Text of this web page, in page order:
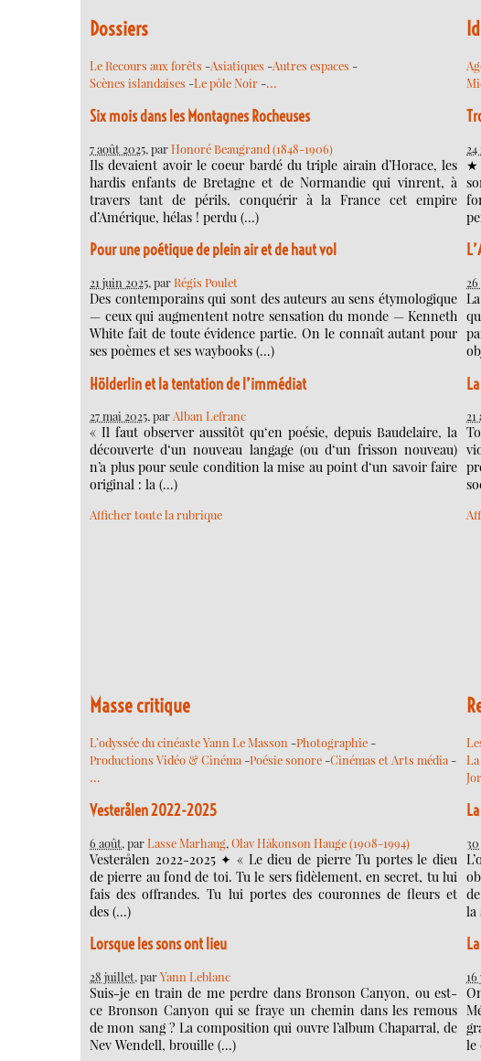
Dossiers
Le Recours aux forêts -Asiatiques -Autres espaces -
Scènes islandaises -Le pôle Noir -…
Six mois dans les Montagnes Rocheuses
7 août 2025, parHonoré Beaugrand (1848-1906)
Ils devaient avoir le coeur bardé du triple airain d’Horace, les
hardis enfants de Bretagne et de Normandie qui vinrent, à
travers tant de périls, conquérir à la France cet empire
d’Amérique, hélas ! perdu (…)
Pour une poétique de plein air et de haut vol
21 juin 2025, parRégis Poulet
Des contemporains qui sont des auteurs au sens étymologique
— ceux qui augmentent notre sensation du monde — Kenneth
White fait de toute évidence partie. On le connaît autant pour
ses poèmes et ses waybooks (…)
Hölderlin et la tentation de l’immédiat
27 mai 2025, parAlban Lefranc
« Il faut observer aussitôt qu‘en poésie, depuis Baudelaire, la
découverte d‘un nouveau langage (ou d‘un frisson nouveau)
n’a plus pour seule condition la mise au point d‘un savoir faire
original : la (…)
Afficher toute la rubrique
★
Masse critique
L’odyssée du cinéaste Yann Le Masson -Photographie -
Productions Vidéo & Cinéma -Poésie sonore -Cinémas et Arts média -
…
Vesterålen 2022-2025
6 août, parLasse Marhaug,Olav Håkonson Hauge (1908-1994)
Vesterålen 2022-2025 ✦ « Le dieu de pierre Tu portes le dieu
de pierre au fond de toi. Tu le sers fidèlement, en secret, tu lui
fais des offrandes. Tu lui portes des couronnes de fleurs et
des (…)
Lorsque les sons ont lieu
28 juillet, parYann Leblanc
Suis-je en train de me perdre dans Bronson Canyon, ou est-
ce Bronson Canyon qui se fraye un chemin dans les remous
de mon sang ? La composition qui ouvre l’album Chaparral, de
Nev Wendell, brouille (…)
la
le